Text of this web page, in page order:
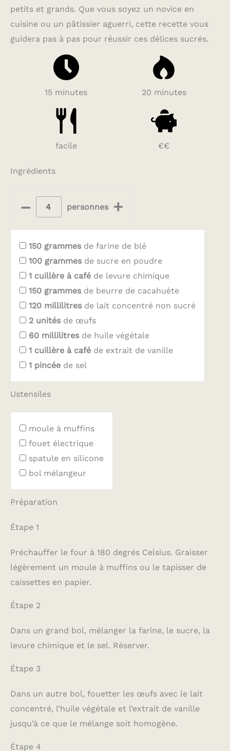
petits et grands. Que vous soyez un novice en
cuisine ou un pâtissier aguerri, cette recette vous
guidera pas à pas pour réussir ces délices sucrés.
15 minutes 20 minutes
facile €€
Ingrédients
– personnes +
150 grammes de farine de blé
100 grammes de sucre en poudre
1 cuillère à café de levure chimique
150 grammes de beurre de cacahuète
120 millilitres de lait concentré non sucré
2 unités de œufs
60 millilitres de huile végétale
1 cuillère à café de extrait de vanille
1 pincée de sel
Ustensiles
moule à muffins
fouet électrique
spatule en silicone
bol mélangeur
Préparation
Étape 1
Préchauffer le four à 180 degrés Celsius. Graisser
légèrement un moule à muffins ou le tapisser de
caissettes en papier.
Étape 2
Dans un grand bol, mélanger la farine, le sucre, la
levure chimique et le sel. Réserver.
Étape 3
Dans un autre bol, fouetter les œufs avec le lait
concentré, l’huile végétale et l’extrait de vanille
jusqu’à ce que le mélange soit homogène.
Étape 4